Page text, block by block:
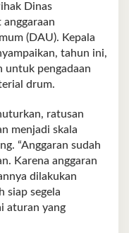
Dinas
(DAU). Kepala
tahun ini,
untuk pengadaan
drum.
ratusan
menjadi skala
“Anggaran sudah
Karena anggaran
dilakukan
siap segela
aturan yang